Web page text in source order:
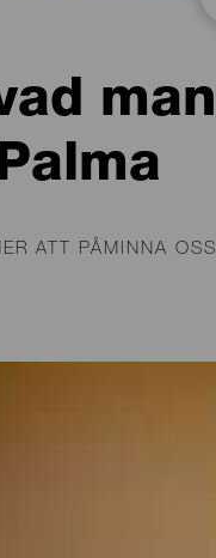
man
ATT PÅMINNA OSS